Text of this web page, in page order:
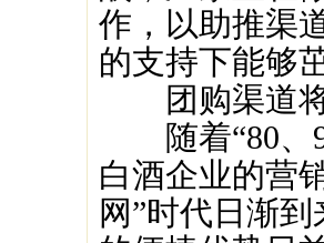
作，以助推渠
的支持下能够
团购渠道将
随着“80、
白酒企业的营
网”时代日渐